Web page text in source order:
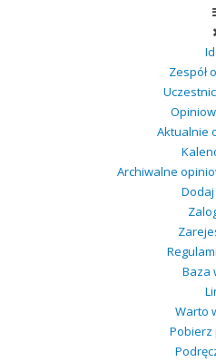
Zespół
Aktualnie
Archiwalne
Baza
Warto
Pobierz